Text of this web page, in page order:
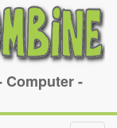
Computer -